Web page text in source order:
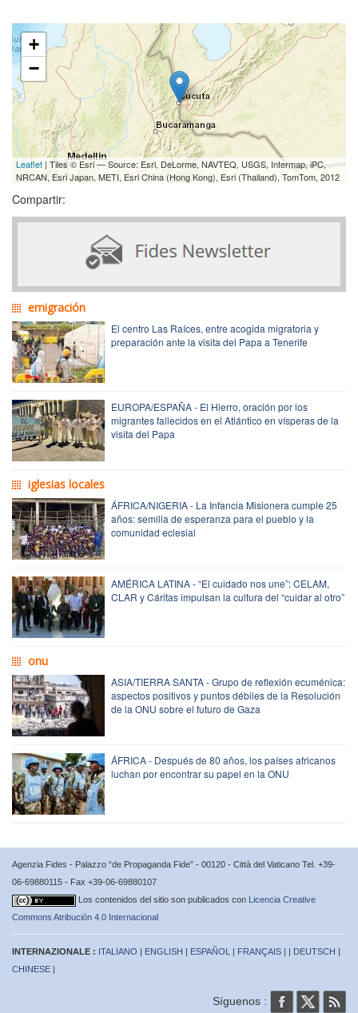
+
−
Leaflet | Tiles © Esri — Source: Esri, DeLorme, NAVTEQ, USGS, Intermap, iPC,
NRCAN, Esri Japan, METI, Esri China (Hong Kong), Esri (Thailand), TomTom, 2012
Compartir:
emigración
El centro Las Raíces, entre acogida migratoria y
preparación ante la visita del Papa a Tenerife
EUROPA/ESPAÑA - El Hierro, oración por los
migrantes fallecidos en el Atlántico en vísperas de la
visita del Papa
iglesias locales
ÁFRICA/NIGERIA - La Infancia Misionera cumple 25
años: semilla de esperanza para el pueblo y la
comunidad eclesial
AMÉRICA LATINA - “El cuidado nos une”: CELAM,
CLAR y Cáritas impulsan la cultura del “cuidar al otro”
onu
ASIA/TIERRA SANTA - Grupo de reflexión ecuménica:
aspectos positivos y puntos débiles de la Resolución
de la ONU sobre el futuro de Gaza
ÁFRICA - Después de 80 años, los países africanos
luchan por encontrar su papel en la ONU
Agenzia Fides - Palazzo “de Propaganda Fide” - 00120 - Città del Vaticano Tel. +39-
06-69880115 - Fax +39-06-69880107
Los contenidos del sitio son publicados con Licencia Creative
Commons Atribución 4.0 Internacional
INTERNAZIONALE : ITALIANO | ENGLISH | ESPAÑOL | FRANÇAIS | | DEUTSCH |
CHINESE |
Síguenos :